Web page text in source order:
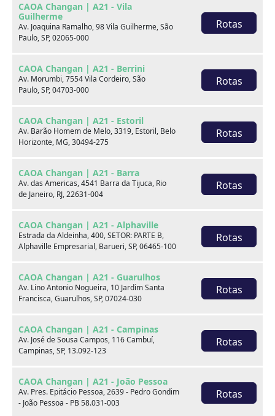
CAOA Changan | A21 - Vila
Guilherme
Av. Joaquina Ramalho, 98 Vila Guilherme, São
Paulo, SP, 02065-000
Rotas
CAOA Changan | A21 - Berrini
Av. Morumbi, 7554 Vila Cordeiro, São
Paulo, SP, 04703-000
Rotas
CAOA Changan | A21 - Estoril
Av. Barão Homem de Melo, 3319, Estoril, Belo
Horizonte, MG, 30494-275
Rotas
CAOA Changan | A21 - Barra
Av. das Americas, 4541 Barra da Tijuca, Rio
de Janeiro, RJ, 22631-004
Rotas
CAOA Changan | A21 - Alphaville
Estrada da Aldeinha, 400, SETOR: PARTE B,
Alphaville Empresarial, Barueri, SP, 06465-100
Rotas
CAOA Changan | A21 - Guarulhos
Av. Lino Antonio Nogueira, 10 Jardim Santa
Francisca, Guarulhos, SP, 07024-030
Rotas
CAOA Changan | A21 - Campinas
Av. José de Sousa Campos, 116 Cambuí,
Campinas, SP, 13.092-123
Rotas
CAOA Changan | A21 - João Pessoa
Av. Pres. Epitácio Pessoa, 2639 - Pedro Gondim
- João Pessoa - PB 58.031-003
Rotas
Seminovos em destaque
xxx
xxx
xxx
xxxxxx/xxxxxx
xxxxxx/xxxxxx
xxx